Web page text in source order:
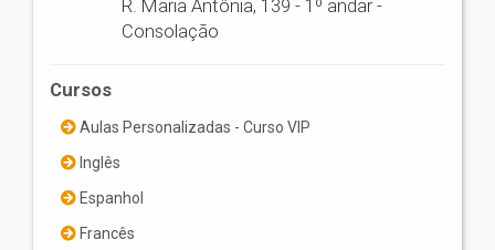
R. Maria Antônia, 139 - 1º andar -
Consolação
Cursos
Aulas Personalizadas - Curso VIP
Inglês
Espanhol
Francês